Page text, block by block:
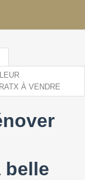
À VENDRE
belle